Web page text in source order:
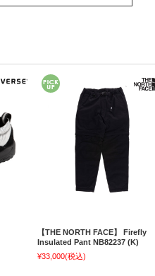
【THE NORTH FACE】 Firefly
Insulated Pant NB82237 (K)
¥33,000(税込)